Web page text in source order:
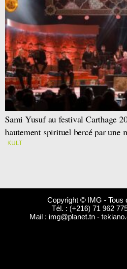
Sami Yusuf au festival Carthage
hautement spirituel bercé par une
KULT
Copyright © IMG - Tous
Tél. : (+216) 71 962
Mail : img@planet.tn -